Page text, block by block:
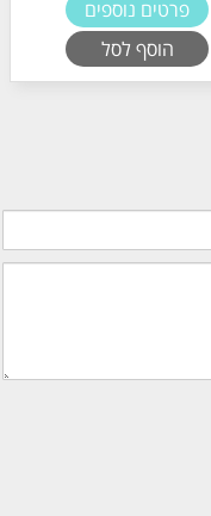
פרטים נוספים
הוסף לסל